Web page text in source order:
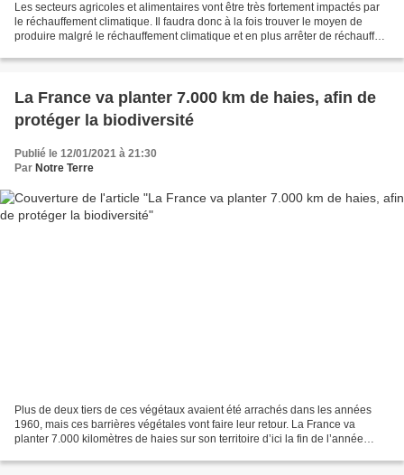
Les secteurs agricoles et alimentaires vont être très fortement impactés par
le réchauffement climatique. Il faudra donc à la fois trouver le moyen de
produire malgré le réchauffement climatique et en plus arrêter de réchauffer
La France va planter 7.000 km de haies, afin de
protéger la biodiversité
Publié le 12/01/2021 à 21:30
Par Notre Terre
Plus de deux tiers de ces végétaux avaient été arrachés dans les années
1960, mais ces barrières végétales vont faire leur retour. La France va
planter 7.000 kilomètres de haies sur son territoire d’ici la fin de l’année